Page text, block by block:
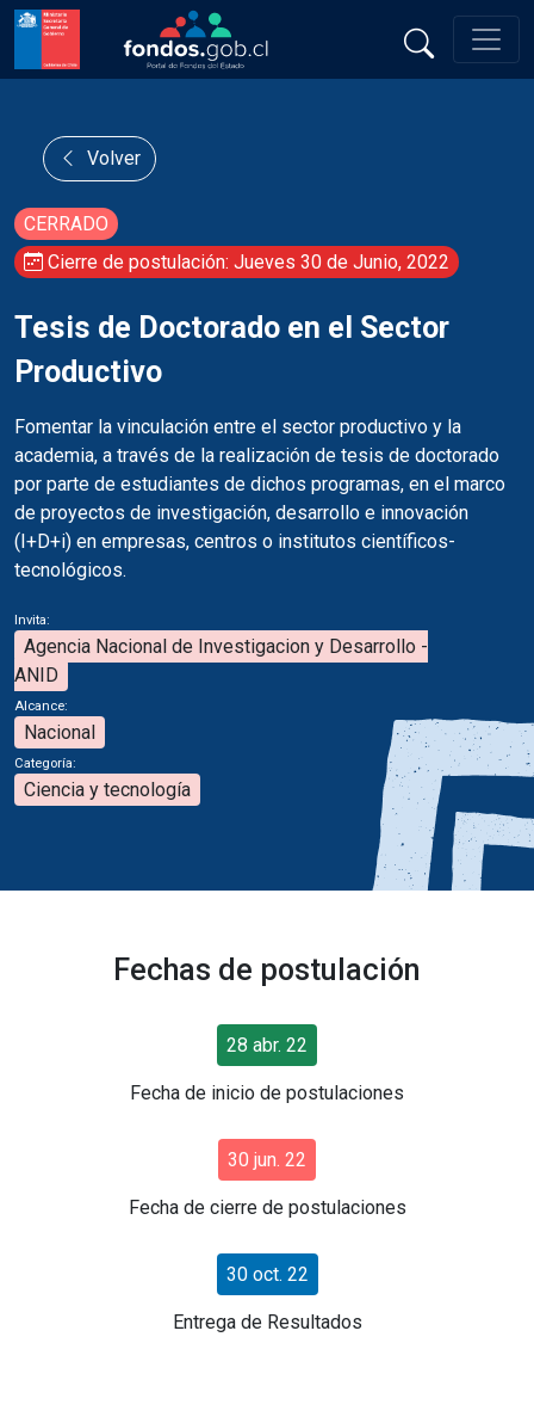
Volver
CERRADO
Cierre de postulación: Jueves 30 de Junio, 2022
Tesis de Doctorado en el Sector
Productivo
Fomentar la vinculación entre el sector productivo y la
academia, a través de la realización de tesis de doctorado
por parte de estudiantes de dichos programas, en el marco
de proyectos de investigación, desarrollo e innovación
(I+D+i) en empresas, centros o institutos científicos-
tecnológicos.
Invita:
Agencia Nacional de Investigacion y Desarrollo -
ANID
Alcance:
Nacional
Categoría:
Ciencia y tecnología
Fechas de postulación
28 abr. 22
Fecha de inicio de postulaciones
30 jun. 22
Fecha de cierre de postulaciones
30 oct. 22
Entrega de Resultados